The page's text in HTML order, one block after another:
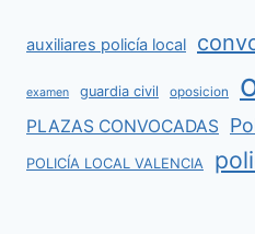
auxiliares policía local
examen guardia civil oposicion
PLAZAS CONVOCADAS
POLICÍA LOCAL VALENCIA